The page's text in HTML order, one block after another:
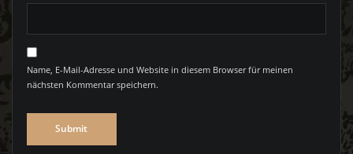
Name, E-Mail-Adresse und Website in diesem Browser für meinen
nächsten Kommentar speichern.